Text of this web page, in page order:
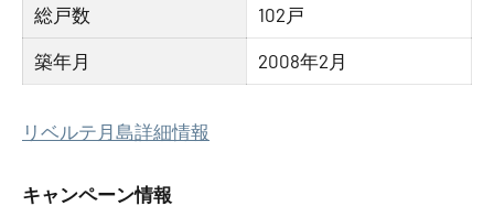
総戸数 102戸
築年月 2008年2月
リベルテ月島詳細情報
キャンペーン情報